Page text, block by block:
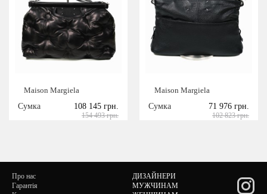
Maison Margiela
Сумка
108 145 грн.
154 493 грн.
Maison Margiela
Сумка
71 976 грн.
102 823 грн.
Про нас
Гарантія
ДИЗАЙНЕРИ
МУЖЧИНАМ